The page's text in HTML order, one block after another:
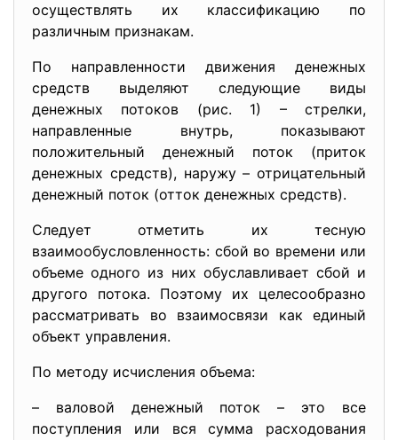
осуществлять их классификацию по
различным признакам.
По направленности движения денежных
средств выделяют следующие виды
денежных потоков (рис. 1) – стрелки,
направленные внутрь, показывают
положительный денежный поток (приток
денежных средств), наружу – отрицательный
денежный поток (отток денежных средств).
Следует отметить их тесную
взаимообусловленность: сбой во времени или
объеме одного из них обуславливает сбой и
другого потока. Поэтому их целесообразно
рассматривать во взаимосвязи как единый
объект управления.
По методу исчисления объема:
– валовой денежный поток – это все
поступления или вся сумма расходования